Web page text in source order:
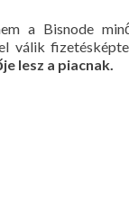
a Bisnode
válik
lesz a piacnak.